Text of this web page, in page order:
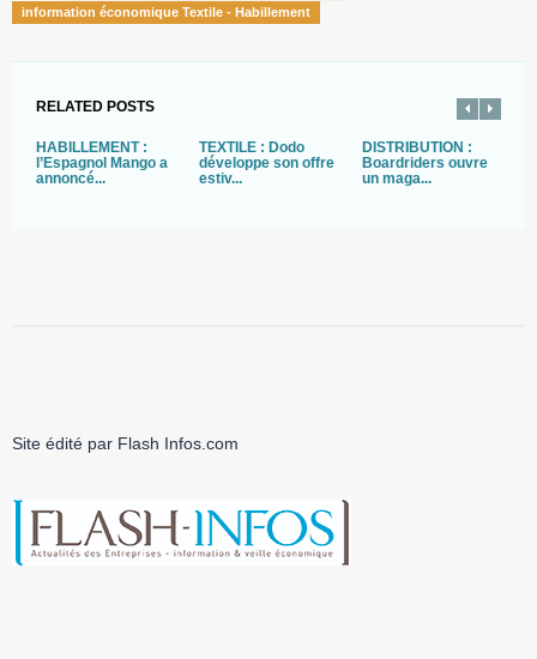
information économique Textile - Habillement
RELATED POSTS
HABILLEMENT :
l’Espagnol Mango a
annoncé...
TEXTILE : Dodo
développe son offre
estiv...
DISTRIBUTION :
Boardriders ouvre
un maga...
Site édité par Flash Infos.com